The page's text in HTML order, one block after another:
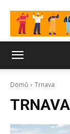
Domů Trnava
TRNAVA